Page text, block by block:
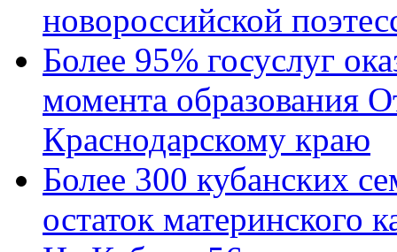
новороссийской
Более 95% госуслуг
момента образования
Краснодарскому краю
Более 300 кубанских
остаток материнского